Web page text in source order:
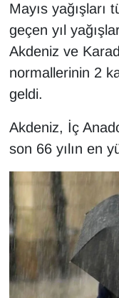
Mayıs yağışları
geçen yıl
Akdeniz ve
normallerinin 2
geldi.
Akdeniz, İç
son 66 yılın en
Sinema - TV
SİYASET
SPOR
TEBRİK
TEKNOLOJİ
Turizm
VAN'DA SPOR
Vasıta